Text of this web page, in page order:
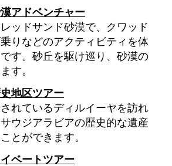
アドベンチャー
ッドサンド砂漠で、クワッド
りなどのアクティビティを体
す。砂丘を駆け巡り、砂漠の
す。
地区ツアー
れているディルイーヤを訪れ
ウジアラビアの歴史的な遺産
とができます。
ベートツアー